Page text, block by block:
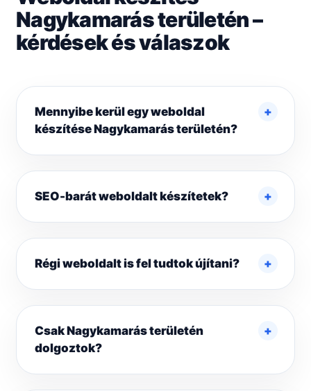
Nagykamarás területén –
kérdések és válaszok
Mennyibe kerül egy weboldal
készítése Nagykamarás területén?
SEO-barát weboldalt készítetek?
Régi weboldalt is fel tudtok újítani?
Csak Nagykamarás területén
dolgoztok?